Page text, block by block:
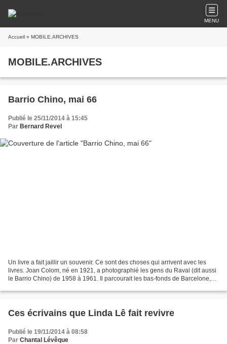
MENU
Accueil » MOBILE.ARCHIVES
MOBILE.ARCHIVES
Barrio Chino, mai 66
Publié le 25/11/2014 à 15:45
Par Bernard Revel
Un livre a fait jaillir un souvenir. Ce sont des choses qui arrivent avec les
livres. Joan Colom, né en 1921, a photographié les gens du Raval (dit aussi
le Barrio Chino) de 1958 à 1961. Il parcourait les bas-fonds de Barcelone,
Ces écrivains que Linda Lê fait revivre
Publié le 19/11/2014 à 08:58
Par Chantal Lévêque